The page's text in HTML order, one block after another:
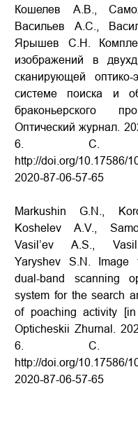
Кошелев А.В.,
Васильев А.С.,
Ярышев С.Н.
изображений в
сканирующей оптико-
системе поиска и
браконьерского
Оптический журнал.
6. С .
http://doi.org/10.17586/
2020-87-06-57-65
Markushin G.N.,
Koshelev A.V.,
Vasil’ev A.S.,
Yaryshev
S.N. Image
dual-band scanning
system for the search
of poaching activity
[in
Opticheskii Zhurnal
6. С
http://doi.org/10.17586/
2020-87-06-57-65